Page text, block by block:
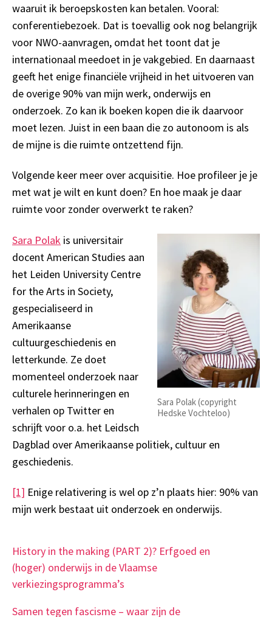
waaruit ik beroepskosten kan betalen. Vooral:
conferentiebezoek. Dat is toevallig ook nog belangrijk
voor NWO-aanvragen, omdat het toont dat je
internationaal meedoet in je vakgebied. En daarnaast
geeft het enige financiële vrijheid in het uitvoeren van
de overige 90% van mijn werk, onderwijs en
onderzoek. Zo kan ik boeken kopen die ik daarvoor
moet lezen. Juist in een baan die zo autonoom is als
de mijne is die ruimte ontzettend fijn.
Volgende keer meer over acquisitie. Hoe profileer je je
met wat je wilt en kunt doen? En hoe maak je daar
ruimte voor zonder overwerkt te raken?
Sara Polak (copyright
Hedske Vochteloo)
Sara Polak is universitair
docent American Studies aan
het Leiden University Centre
for the Arts in Society,
gespecialiseerd in
Amerikaanse
cultuurgeschiedenis en
letterkunde. Ze doet
momenteel onderzoek naar
culturele herinneringen en
verhalen op Twitter en
schrijft voor o.a. het Leidsch
Dagblad over Amerikaanse politiek, cultuur en
geschiedenis.
[1] Enige relativering is wel op z’n plaats hier: 90% van
mijn werk bestaat uit onderzoek en onderwijs.
History in the making (PART 2)? Erfgoed en
(hoger) onderwijs in de Vlaamse
verkiezingsprogramma’s
Samen tegen fascisme – waar zijn de